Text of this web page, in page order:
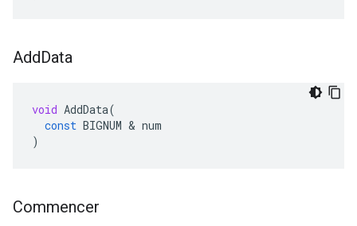
AddData
void AddData(
const BIGNUM & num
)
Commencer